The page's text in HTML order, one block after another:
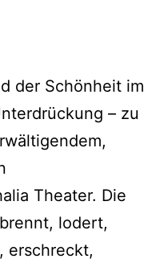
der Schönheit im
– zu
Theater. Die
lodert,
erschreckt,